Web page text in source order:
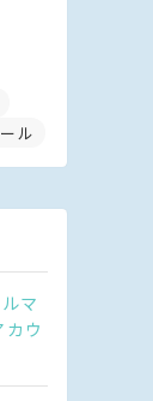
ル
マ
ウ